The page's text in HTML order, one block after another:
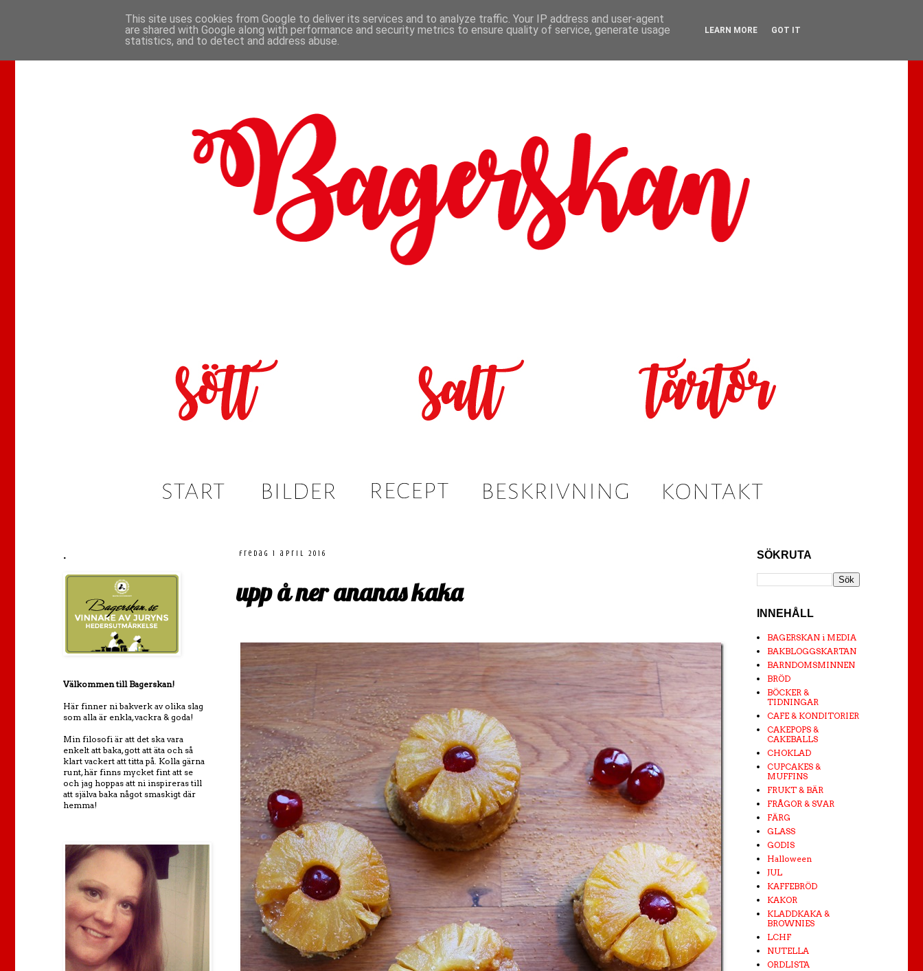
fredag 1 april 2016
upp å ner ananas kaka
.
Välkommen till Bagerskan!
Här finner ni bakverk av olika slag
som alla är enkla, vackra & goda!
Min filosofi är att det ska vara
enkelt att baka, gott att äta och så
klart vackert att titta på. Kolla gärna
runt, här finns mycket fint att se
och jag hoppas att ni inspireras till
att själva baka något smaskigt där
hemma!
SÖKRUTA
INNEHÅLL
BAGERSKAN i MEDIA
BAKBLOGGSKARTAN
BARNDOMSMINNEN
BRÖD
BÖCKER &
TIDNINGAR
CAFE & KONDITORIER
CAKEPOPS &
CAKEBALLS
CHOKLAD
CUPCAKES &
MUFFINS
FRUKT & BÄR
FRÅGOR & SVAR
FÄRG
GLASS
GODIS
Halloween
JUL
KAFFEBRÖD
KAKOR
KLADDKAKA &
BROWNIES
LCHF
NUTELLA
ORDLISTA
This site uses cookies from Google to deliver its services and to analyze traffic. Your IP address and user-agent
are shared with Google along with performance and security metrics to ensure quality of service, generate usage
statistics, and to detect and address abuse.
LEARN MORE GOT IT